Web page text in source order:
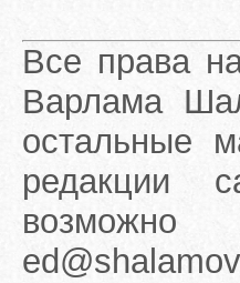
Все права
Варлама
остальные
редакции
возможно